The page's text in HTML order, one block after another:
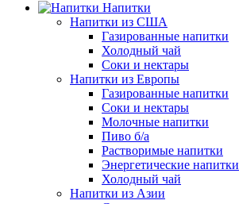
Напитки
Напитки из США
Газированные напитки
Холодный чай
Соки и нектары
Напитки из Европы
Газированные напитки
Соки и нектары
Молочные напитки
Пиво б/а
Растворимые напитки
Энергетические напитки
Холодный чай
Напитки из Азии